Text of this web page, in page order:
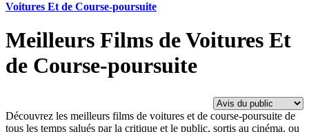
Voitures Et de Course-poursuite
Meilleurs Films de Voitures Et
de Course-poursuite
Découvrez les meilleurs films de voitures et de course-poursuite de
tous les temps salués par la critique et le public, sortis au cinéma, ou